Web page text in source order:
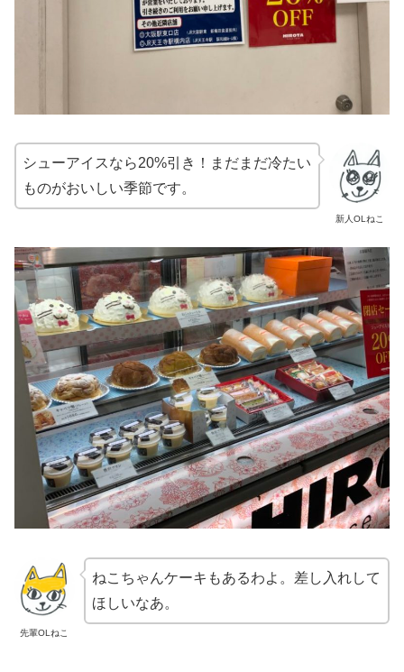
新人OLねこ
シューアイスなら20%引き！まだまだ冷たい
ものがおいしい季節です。
先輩OLねこ
ねこちゃんケーキもあるわよ。差し入れして
ほしいなあ。